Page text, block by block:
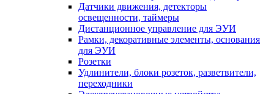
Датчики движения, детекторы
освещенности, таймеры
Дистанционное управление для ЭУИ
Рамки, декоративные элементы, основания
для ЭУИ
Розетки
Удлинители, блоки розеток, разветвители,
переходники